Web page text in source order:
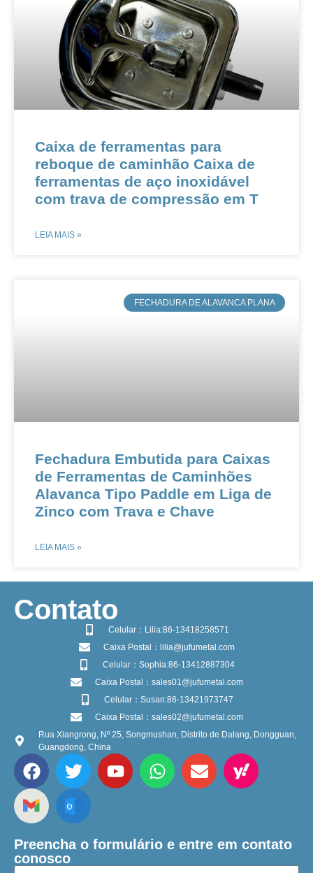
Caixa de ferramentas para
reboque de caminhão Caixa de
ferramentas de aço inoxidável
com trava de compressão em T
LEIA MAIS »
​FECHADURA DE ALAVANCA PLANA
​​Fechadura Embutida para Caixas
de Ferramentas de Caminhões​​ ​​
Alavanca Tipo Paddle em Liga de
Zinco com Trava e Chave​
LEIA MAIS »
​Contato
Celular：Lilia:86-13418258571
Caixa Postal：lilia@jufumetal.com
Celular：Sophia:86-13412887304
Caixa Postal：sales01@jufumetal.com
Celular：Susan:86-13421973747
Caixa Postal：sales02@jufumetal.com
Rua Xiangrong, Nº 25, Songmushan, Distrito de Dalang, Dongguan,
Guangdong, China
Preencha o formulário e entre em contato
conosco